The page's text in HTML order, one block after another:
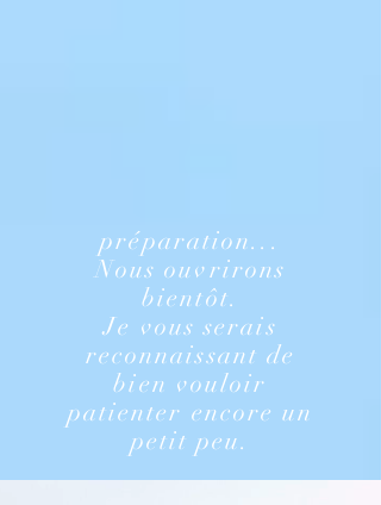
préparation...
Nous ouvrirons
bientôt.
Je vous serais
reconnaissant de
bien vouloir
patienter encore un
petit peu.